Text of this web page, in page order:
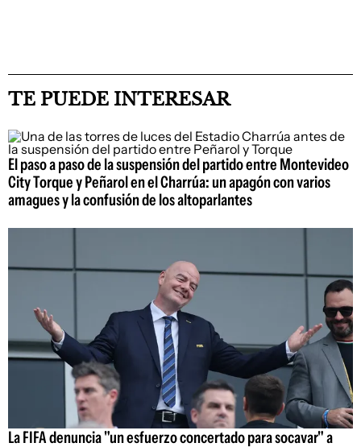
TE PUEDE INTERESAR
El paso a paso de la suspensión del partido entre Montevideo
City Torque y Peñarol en el Charrúa: un apagón con varios
amagues y la confusión de los altoparlantes
La FIFA denuncia "un esfuerzo concertado para socavar" a